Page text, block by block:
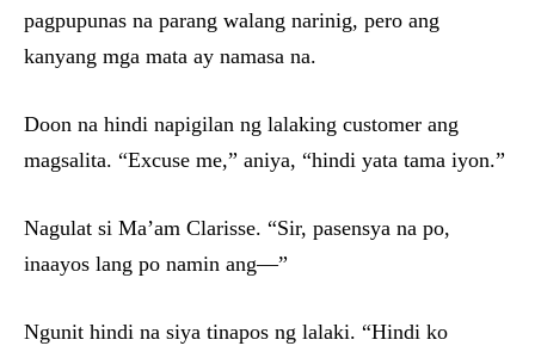
pagpupunas na parang walang narinig, pero ang
kanyang mga mata ay namasa na.
Doon na hindi napigilan ng lalaking customer ang
magsalita. “Excuse me,” aniya, “hindi yata tama iyon.”
Nagulat si Ma’am Clarisse. “Sir, pasensya na po,
inaayos lang po namin ang—”
Ngunit hindi na siya tinapos ng lalaki. “Hindi ko